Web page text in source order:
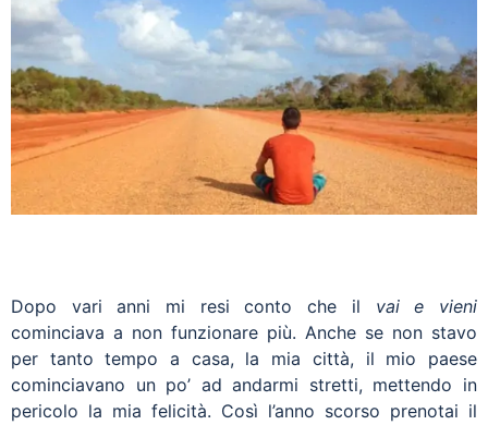
Dopo vari anni mi resi conto che il vai e vieni
cominciava a non funzionare più. Anche se non stavo
per tanto tempo a casa, la mia città, il mio paese
cominciavano un po’ ad andarmi stretti, mettendo in
pericolo la mia felicità. Così l’anno scorso prenotai il